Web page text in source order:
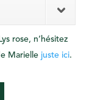
rose, n’hésitez
Marielle juste ici.